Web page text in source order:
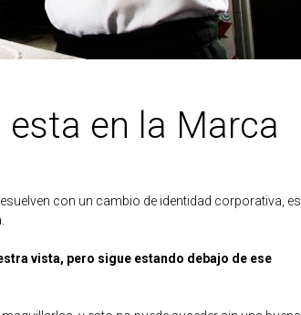
esta en la Marca
con un cambio de identidad corporativa, es
vista, pero sigue estando debajo de ese